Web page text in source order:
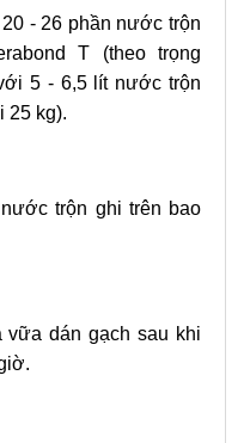
- 26 phần nước trộn
T (theo trọng
5 - 6,5 lít nước trộn
25 kg).
trộn ghi trên bao
dán gạch sau khi